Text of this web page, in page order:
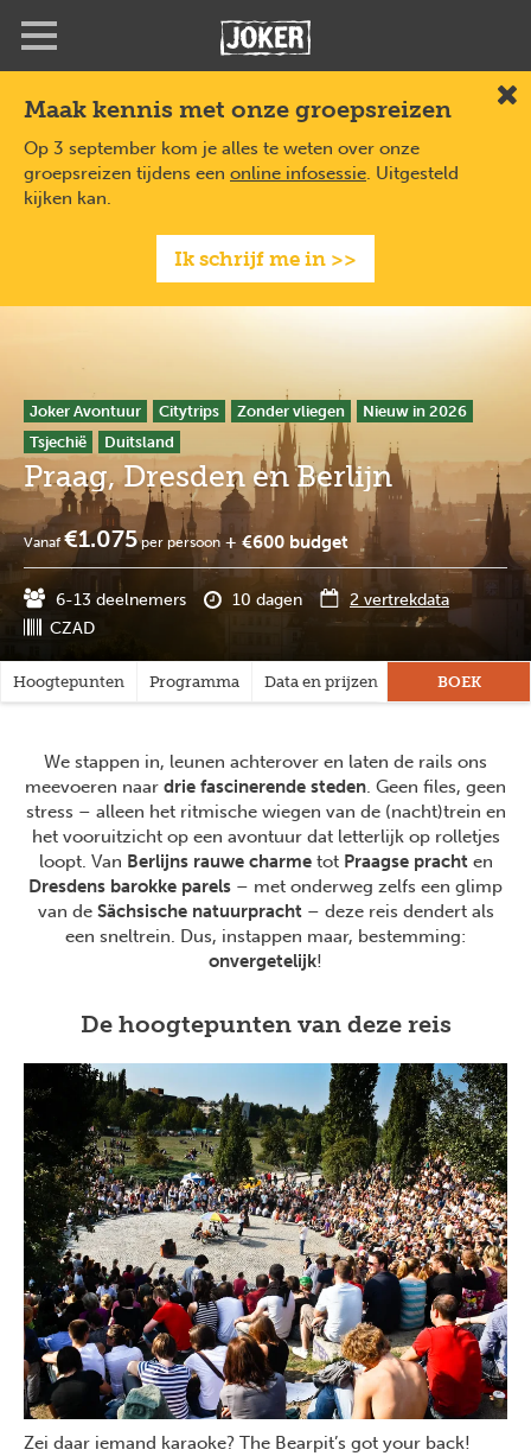
inhoud
gaan
Maak kennis met onze groepsreizen
Op 3 september kom je alles te weten over onze
groepsreizen tijdens een online infosessie. Uitgesteld
kijken kan.
Ik schrijf me in >>
Joker Avontuur Citytrips Zonder vliegen
Nieuw in 2026
Tsjechië
Duitsland
Praag, Dresden en Berlijn
Vanaf €1.075per persoon + €600 budget
6-13 deelnemers 10 dagen
2 vertrekdata
CZAD
Hoogtepunten Programma Data en prijzen Praktisch
BOEK
We stappen in, leunen achterover en laten de rails ons
meevoeren naar drie fascinerende steden . Geen files, geen
stress – alleen het ritmische wiegen van de (nacht)trein en
het vooruitzicht op een avontuur dat letterlijk op rolletjes
loopt. Van Berlijns rauwe charmetot Praagse prachten
Dresdens barokke parels – met onderweg zelfs een glimp
van de Sächsische natuurpracht– deze reis dendert als
een sneltrein. Dus, instappen maar, bestemming:
onvergetelijk!
De hoogtepunten van deze reis
Zei daar iemand karaoke? The Bearpit’s got your back!